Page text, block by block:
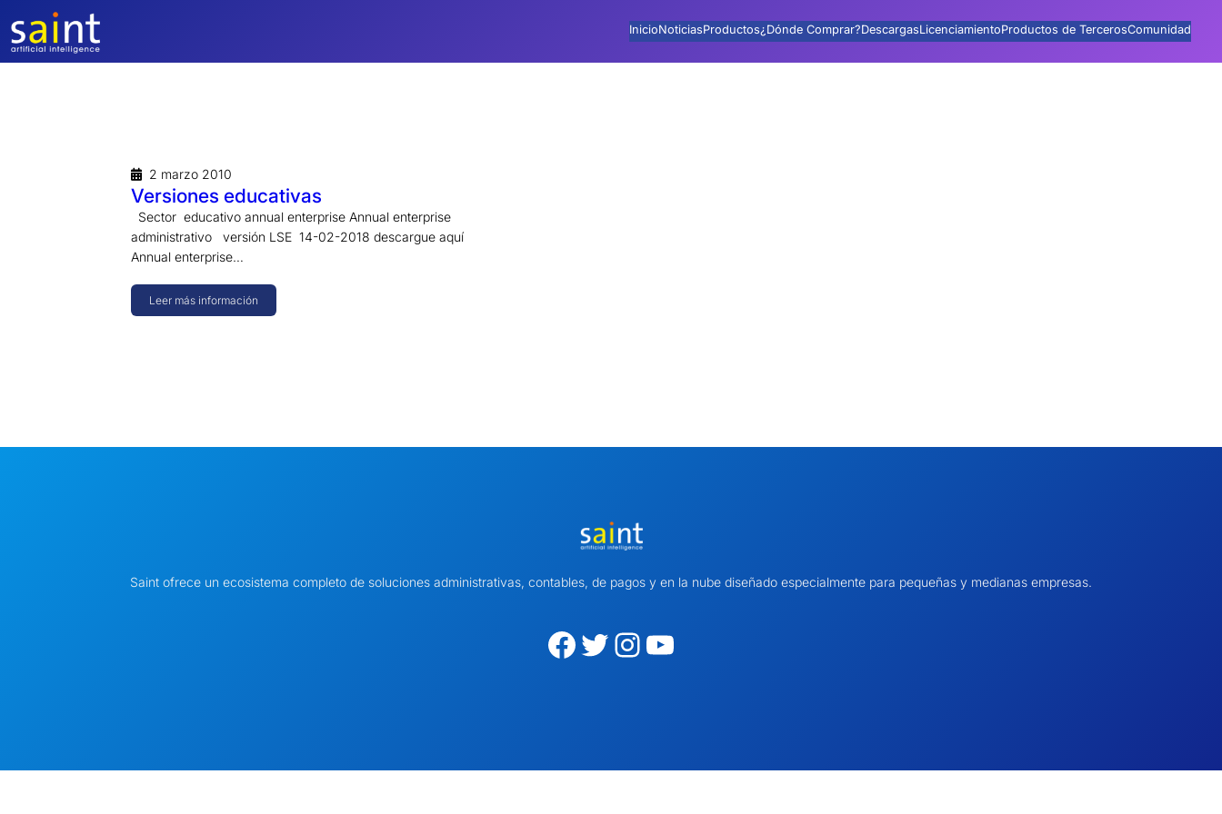
contenido
InicioNoticiasProductos¿Dónde Comprar?DescargasLicenciamientoProductos de TercerosComunidad
2 marzo 2010
Versiones educativas
Sector educativo annual enterprise Annual enterprise
administrativo versión LSE 14-02-2018 descargue aquí
Annual enterprise…
Leer más información
Saint ofrece un ecosistema completo de soluciones administrativas, contables, de pagos y en la nube diseñado especialmente para pequeñas y medianas empresas.
Facebook Twitter Instagram YouTube